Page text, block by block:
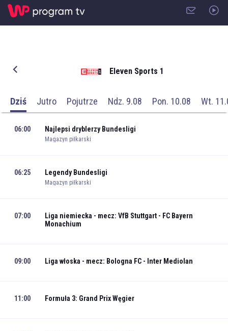
Eleven Sports 1
Dziś Jutro Pojutrze Ndz. 9.08 Pon. 10.08 Wt.
06:00 Najlepsi dryblerzy Bundesligi
Magazyn piłkarski
06:25 Legendy Bundesligi
Magazyn piłkarski
07:00
Liga niemiecka - mecz: VfB Stuttgart - FC Bayern
Monachium
09:00 Liga włoska - mecz: Bologna FC - Inter Mediolan
11:00 Formuła 3: Grand Prix Węgier